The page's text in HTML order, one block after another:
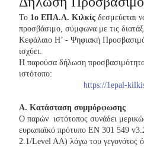
Το 1ο ΕΠΑ.Λ. Κιλκίς δεσμεύεται
προσβάσιμο, σύμφωνα με τις
Κεφάλαιο Η’ - Ψηφιακή
ισχύει.
Η παρούσα δήλωση
ιστότοπο:
https://1epal-
Α. Κατάσταση συμμόρφωσης
Ο παρών ιστότοπος συνάδει
ευρωπαϊκό πρότυπο EN 301 549
2.1/Level AA) λόγω του γεγονότος